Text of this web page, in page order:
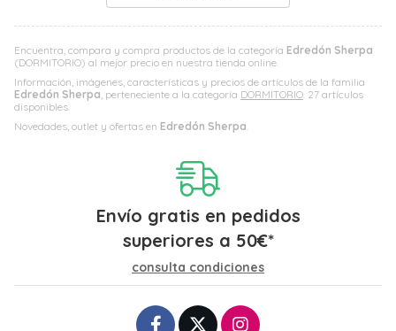
Encuentra, compara y compra productos de la categoría Edredón Sherpa
(DORMITORIO) al mejor precio en nuestra tienda online.
Información, imágenes, características y precios de artículos de la familia
Edredón Sherpa, perteneciente a la categoría DORMITORIO. 27 artículos
disponibles.
Novedades, outlet y ofertas en Edredón Sherpa.
Envío gratis en pedidos
superiores a 50€*
consulta condiciones